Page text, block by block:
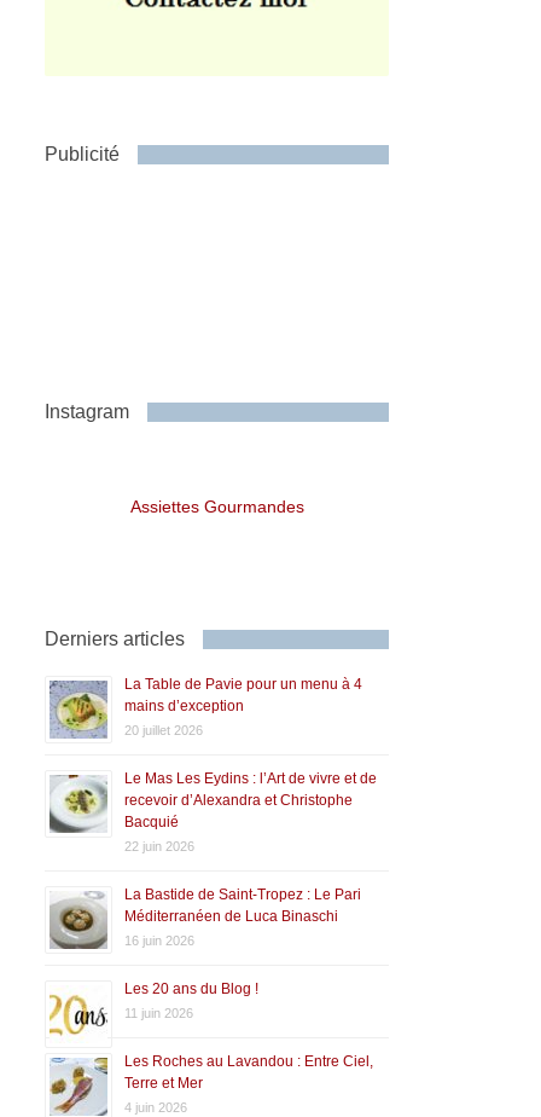
Publicité
Instagram
Assiettes Gourmandes
Derniers articles
La Table de Pavie pour un menu à 4
mains d’exception
20 juillet 2026
Le Mas Les Eydins : l’Art de vivre et de
recevoir d’Alexandra et Christophe
Bacquié
22 juin 2026
La Bastide de Saint-Tropez : Le Pari
Méditerranéen de Luca Binaschi
16 juin 2026
Les 20 ans du Blog !
11 juin 2026
Les Roches au Lavandou : Entre Ciel,
Terre et Mer
4 juin 2026